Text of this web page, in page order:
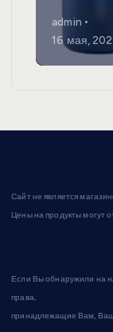
admin
16 мая,
Сайт не является
Цены на продукты могут
Если Вы обнаружили на
права,
принадлежащие Вам,